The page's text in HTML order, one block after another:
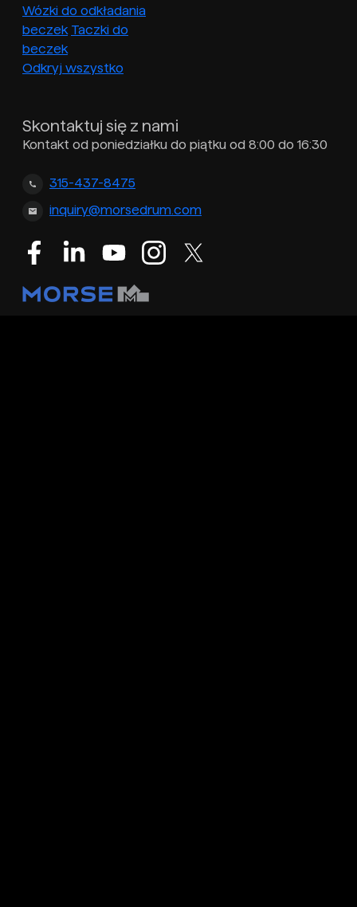
Wózki do odkładania
beczek Taczki do
beczek
Odkryj wszystko
Skontaktuj się z nami
Kontakt od poniedziałku do piątku od 8:00 do 16:30
315-437-8475
inquiry@morsedrum.com